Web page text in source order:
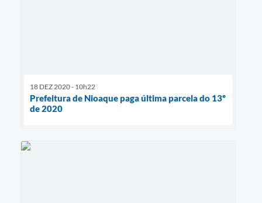
18 DEZ 2020 - 10h22
Prefeitura de Nioaque paga última parcela do 13º
de 2020